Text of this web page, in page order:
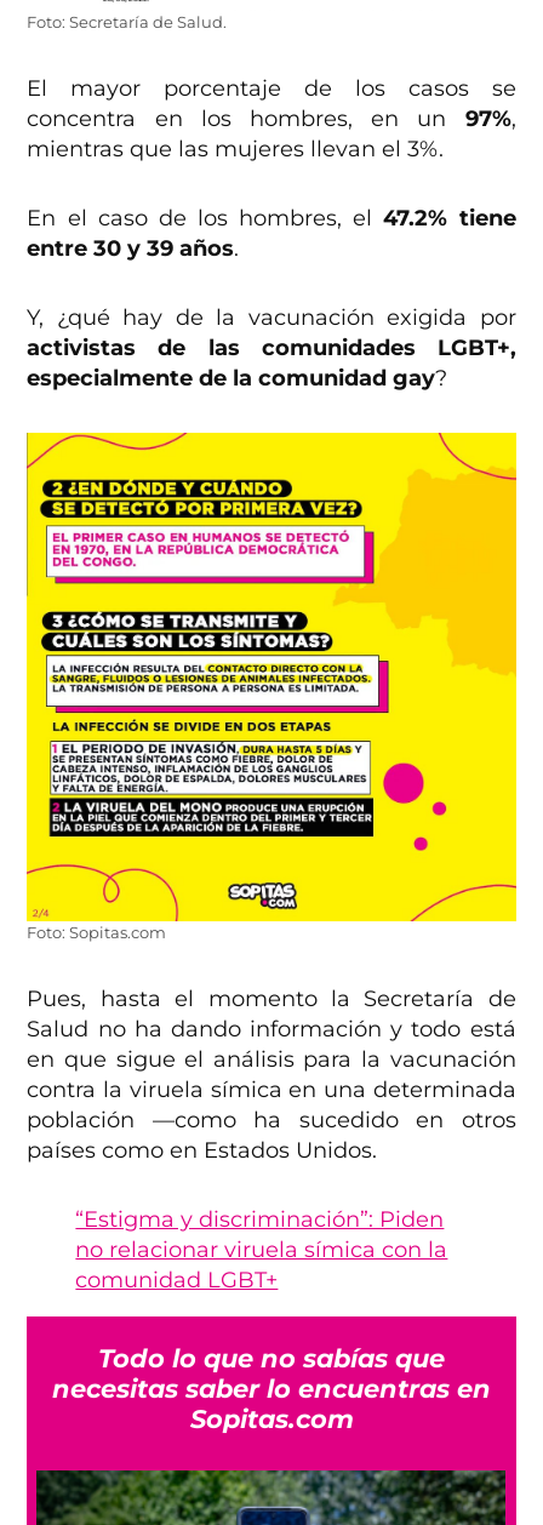
Foto: Secretaría de Salud.
El mayor porcentaje de los casos se
concentra en los hombres, en un 97%,
mientras que las mujeres llevan el 3%.
En el caso de los hombres, el47.2% tiene
entre 30 y 39 años.
Y, ¿qué hay de la vacunación exigida por
activistas de las comunidades LGBT+,
especialmente de la comunidad gay?
Foto: Sopitas.com
Pues, hasta el momento la Secretaría de
Salud no ha dando información y todo está
en que sigue el análisis para la vacunación
contra la viruela símica en una determinada
población —como ha sucedido en otros
países como en Estados Unidos.
“Estigma y discriminación”: Piden
no relacionar viruela símica con la
comunidad LGBT+
Todo lo que no sabías que
necesitas saber lo encuentras en
Sopitas.com